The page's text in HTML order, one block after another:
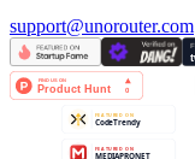
support@unorouter.com